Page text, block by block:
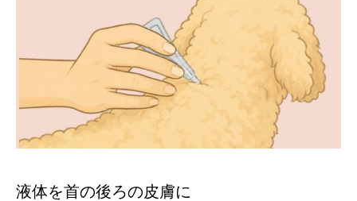
液体を首の後ろの皮膚に